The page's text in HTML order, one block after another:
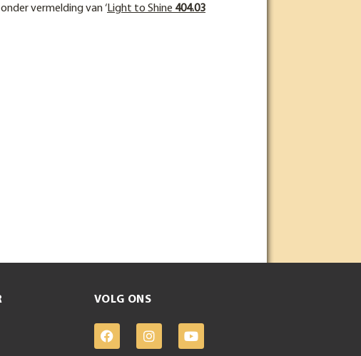
vermelding van ‘Light to Shine 404.03
VOLG ONS